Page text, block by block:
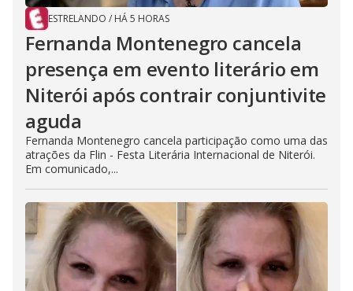
ESTRELANDO / HÁ 5 HORAS
Fernanda Montenegro cancela
presença em evento literário em
Niterói após contrair conjuntivite
aguda
Fernanda Montenegro cancela participação como uma das
atrações da Flin - Festa Literária Internacional de Niterói.
Em comunicado,...